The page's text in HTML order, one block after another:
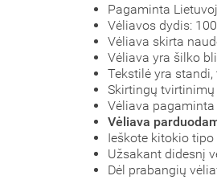
Pagaminta
Vėliavos dydis:
Vėliava skirta
Vėliava yra šilko
Tekstilė yra
Skirtingų
Vėliava
Vėliava
Ieškote kitokio
Užsakant didesnį
Dėl prabangių